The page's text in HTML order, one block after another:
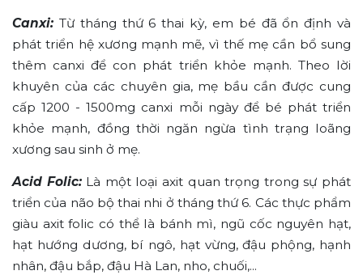
Canxi: Từ tháng thứ 6 thai kỳ, em bé đã ổn định và
phát triển hệ xương mạnh mẽ, vì thế mẹ cần bổ sung
thêm canxi để con phát triển khỏe mạnh. Theo lời
khuyên của các chuyên gia, mẹ bầu cần được cung
cấp 1200 - 1500mg canxi mỗi ngày để bé phát triển
khỏe mạnh, đồng thời ngăn ngừa tình trạng loãng
xương sau sinh ở mẹ.
Acid Folic:Là một loại axit quan trọng trong sự phát
triển của não bộ thai nhi ở tháng thứ 6. Các thực phẩm
giàu axit folic có thể là bánh mì, ngũ cốc nguyên hạt,
hạt hướng dương, bí ngô, hạt vừng, đậu phộng, hạnh
nhân, đậu bắp, đậu Hà Lan, nho, chuối,...